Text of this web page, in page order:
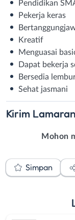
Pendidikan
Pekerja keras
Kreatif
Menguasai
Dapat bekerja
Bersedia
Sehat jasmani
Kirim Lamaran
Mohon
Simpan